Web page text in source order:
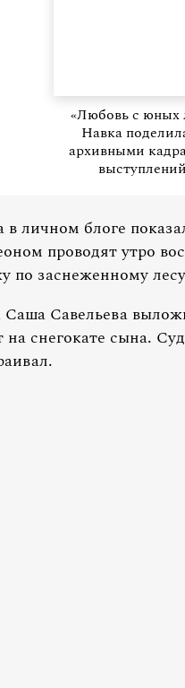
«Любовь с юных
Навка
архивными
выступлений
личном блоге
проводят утро
по заснеженному
Саша Савельева
снегокате сына.